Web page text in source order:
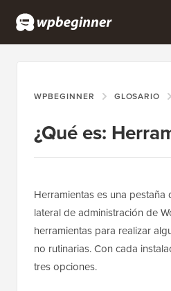
WPBEGINNER GLOSARIO
¿Qué es:
Herramientas es una pestaña
lateral de administración de
herramientas para realizar
no rutinarias. Con cada
tres opciones.